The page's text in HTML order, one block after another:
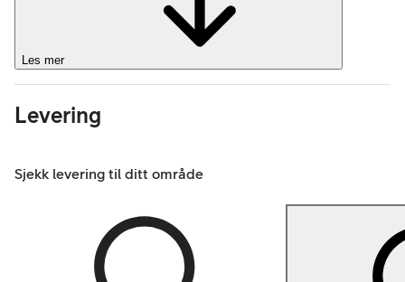
Les mer
Levering
Sjekk levering til ditt område